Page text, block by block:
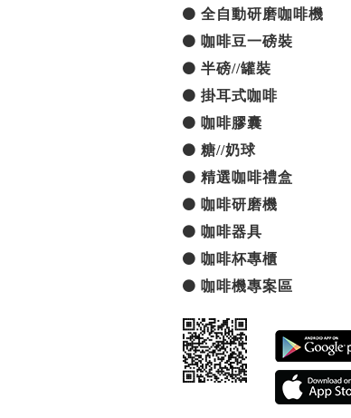
全自動研磨咖啡機
咖啡豆一磅裝
半磅//罐裝
掛耳式咖啡
咖啡膠囊
糖//奶球
精選咖啡禮盒
咖啡研磨機
咖啡器具
咖啡杯專櫃
咖啡機專案區